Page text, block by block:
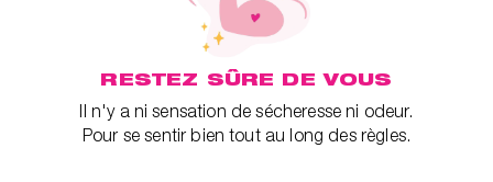
RESTEZ SÛRE DE VOUS
Il n'y a ni sensation de sécheresse ni odeur.
Pour se sentir bien tout au long des règles.